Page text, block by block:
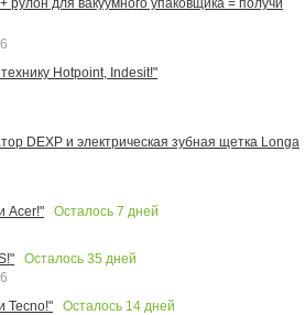
Hotpoint, Indesit!"
DEXP и электрическая зубная щетка Longa
Acer!"
Осталось 7 дней
Осталось 35 дней
Tecno!"
Осталось 14 дней